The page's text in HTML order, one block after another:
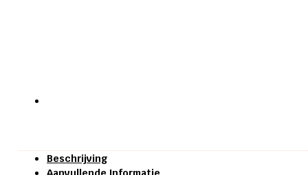
Beschrijving